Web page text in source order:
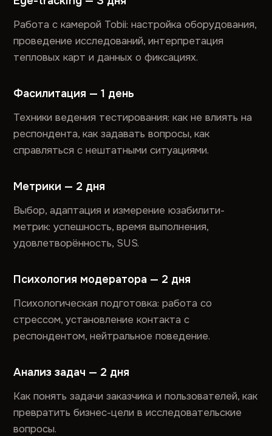
Работа с камерой Tobii: настройка оборудования,
проведение исследований, интерпретация
тепловых карт и данных о фиксациях.
Фасилитация — 1 день
Техники ведения тестирования: как не влиять на
респондента, как задавать вопросы, как
справляться с нештатными ситуациями.
Метрики — 2 дня
Выбор, адаптация и измерение юзабилити-
метрик: успешность, время выполнения,
удовлетворённость, SUS.
Психология модератора — 2 дня
Психологическая подготовка: работа со
стрессом, установление контакта с
респондентом, нейтральное поведение.
Анализ задач — 2 дня
Как понять задачи заказчика и пользователей, как
превратить бизнес-цели в исследовательские
вопросы.